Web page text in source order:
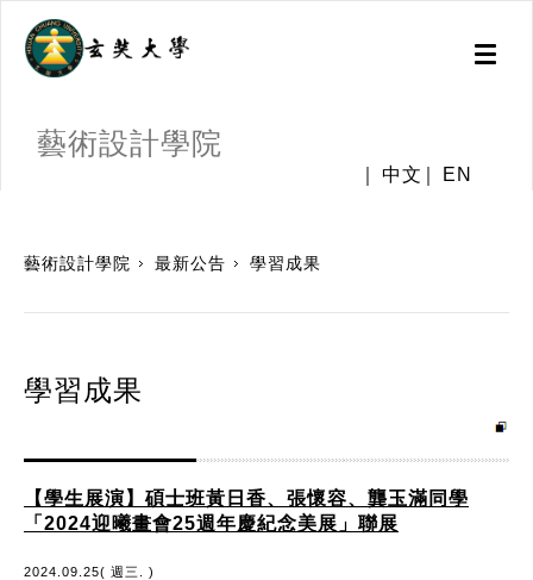
Toggle
藝術設計學院
中文 EN
藝術設計學院 最新公告 學習成果
學習成果
【學生展演】碩士班黃日香、張懷容、龔玉滿同學
「2024迎曦畫會25週年慶紀念美展」聯展
2024.09.25( 週三. )